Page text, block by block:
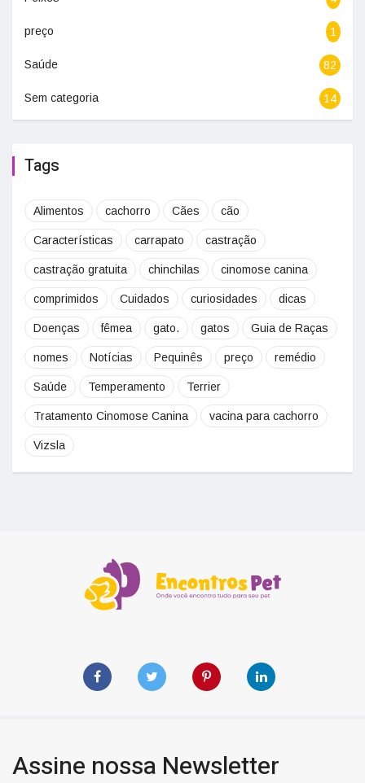
preço 1
Saúde 82
Sem categoria 14
Tags
Alimentos cachorro Cães cão
Características carrapato castração
castração gratuita chinchilas cinomose canina
comprimidos Cuidados curiosidades dicas
Doenças fêmea gato. gatos Guia de Raças
nomes Notícias Pequinês preço remédio
Saúde Temperamento Terrier
Tratamento Cinomose Canina vacina para cachorro
Vizsla
Assine nossa Newsletter